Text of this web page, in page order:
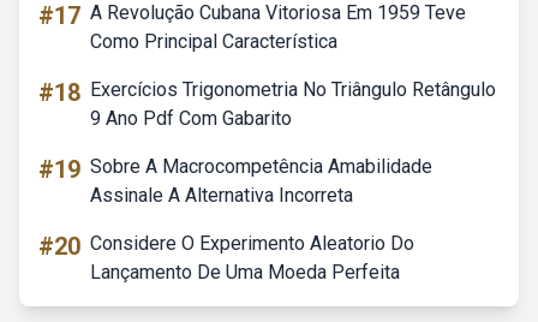
#17 A Revolução Cubana Vitoriosa Em 1959 Teve
Como Principal Característica
#18 Exercícios Trigonometria No Triângulo Retângulo
9 Ano Pdf Com Gabarito
#19 Sobre A Macrocompetência Amabilidade
Assinale A Alternativa Incorreta
#20 Considere O Experimento Aleatorio Do
Lançamento De Uma Moeda Perfeita